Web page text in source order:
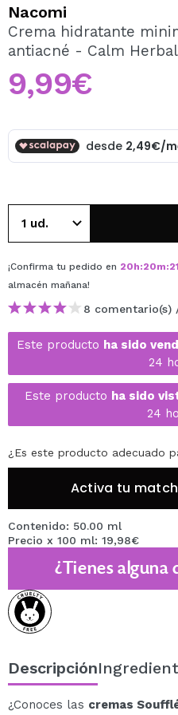
Al crear una cuenta en
tus compras rápidamente,
Nacomi
Crema hidratante
antiacné - Calm
9,99€
¡Confirma tu pedido en 20h:20m:21
almacén mañana!
8 comentario(s)
Este producto ha sido
24
Este producto ha sido
24
¿Es este producto adecuado
Activa tu
Contenido: 50.00 ml
Precio x 100 ml: 19,98€
¿Tienes alguna
Descripción
¿Conoces las cremas